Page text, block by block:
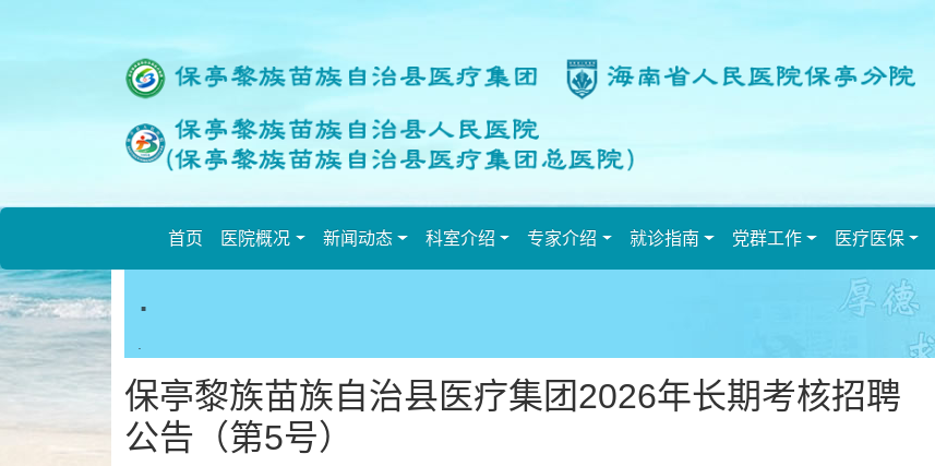
人
院,
盲
首页 医院概况 新闻动态 科室介绍 专家介绍 就诊指南 党群工作 医疗医保
.
.
保亭黎族苗族自治县医疗集团2026年长期考核招聘
公告（第5号）